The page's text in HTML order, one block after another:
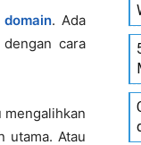
domain. Ada
cara
mengalihkan
utama. Atau